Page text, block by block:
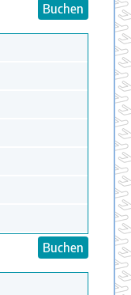
Buchen
Buchen